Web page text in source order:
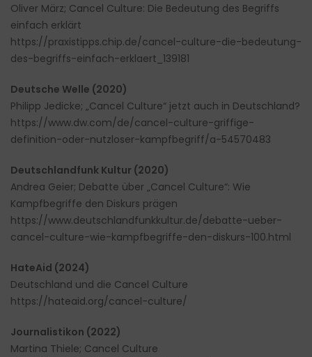
Oliver März; Cancel Culture: Die Bedeutung des Begriffs
einfach erklärt
https://praxistipps.chip.de/cancel-culture-die-bedeutung-
des-begriffs-einfach-erklaert_139181
Deutsche Welle (2020)
Philipp Jedicke; „Cancel Culture“ jetzt auch in Deutschland?
https://www.dw.com/de/cancel-culture-griffige-
definition-oder-nutzloser-kampfbegriff/a-54570483
Deutschlandfunk Kultur (2020)
Andrea Geier; Debatte über „Cancel Culture“: Wie
Kampfbegriffe den Diskurs prägen
https://www.deutschlandfunkkultur.de/debatte-ueber-
cancel-culture-wie-kampfbegriffe-den-diskurs-100.html
HateAid (2024)
Deutschland und die Cancel Culture
https://hateaid.org/cancel-culture/
Journalistikon (2022)
Martina Thiele; Cancel Culture